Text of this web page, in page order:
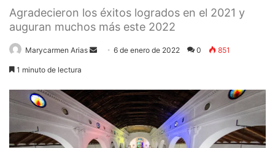
Agradecieron los éxitos logrados en el 2021 y
auguran muchos más este 2022
Marycarmen Arias
Send6 de enero de 2022 0 851
1 minuto de lectura